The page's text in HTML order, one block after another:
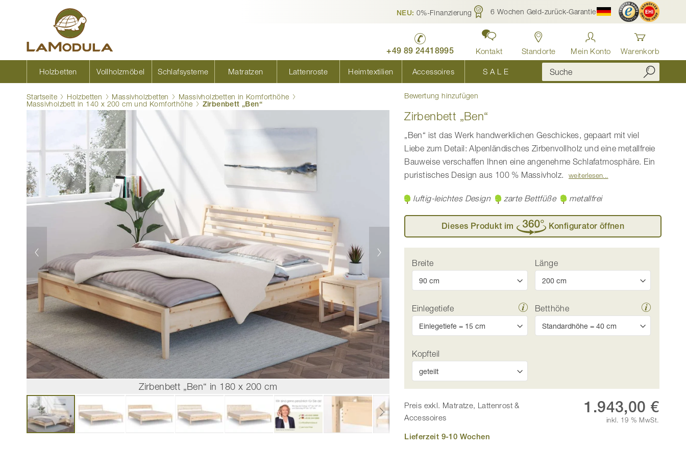
NEU: 0%-Finanzierung 6 Wochen Geld-zurück-Garantie
Inhalt
+49 89 24418995 Kontakt Standorte Mein Konto Warenkorb
Holzbetten Vollholzmöbel Schlafsysteme Matratzen Lattenroste Heimtextilien Accessoires S A L E
Bewertung hinzufügen
Startseite Holzbetten Massivholzbetten
Massivholzbetten in Komforthöhe
Massivholzbett in 140 x 200 cm und Komforthöhe
Zirbenbett „Ben“
Bildgalerie
springen
Zirbenbett „Ben“ in 180 x 200 cm Zirbenbett „Ben“ in 180 x 200 cm, mit Kopfteil „geteilt“
Zirbenbett „Ben“
„Ben“ ist das Werk handwerklichen Geschickes, gepaart mit viel
Liebe zum Detail: Alpenländisches Zirbenvollholz und eine metallfreie
Bauweise verschaffen Ihnen eine angenehme Schlafatmosphäre. Ein
puristisches Design aus 100 % Massivholz.
weiterlesen
luftig-leichtes Design zarte Bettfüße metallfrei
Dieses Produkt im Konfigurator öffnen
Breite Länge
Einlegetiefe Betthöhe
Kopfteil
Preis exkl. Matratze, Lattenrost &
Accessoires
Lieferzeit 9-10 Wochen
1.943,00 €
inkl. 19 % MwSt.